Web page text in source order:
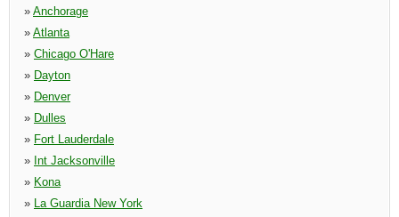
» Anchorage
» Atlanta
» Chicago O'Hare
» Dayton
» Denver
» Dulles
» Fort Lauderdale
» Int Jacksonville
» Kona
» La Guardia New York